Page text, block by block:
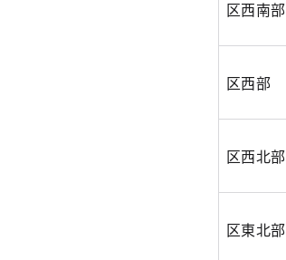
区西南部
区西部
区西北部
区東北部